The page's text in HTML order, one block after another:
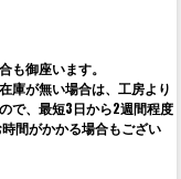
も御座います。
庫が無い場合は、工房より
で、最短3日から2週間程度
間がかかる場合もござい